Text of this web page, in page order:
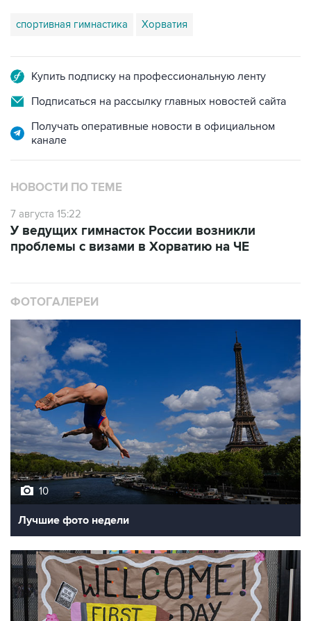
спортивная гимнастика Хорватия
Купить подписку на профессиональную ленту
Подписаться на рассылку главных новостей сайта
Получать оперативные новости в официальном
канале
НОВОСТИ ПО ТЕМЕ
7 августа 15:22
У ведущих гимнасток России возникли
проблемы с визами в Хорватию на ЧЕ
ФОТОГАЛЕРЕИ
10
Лучшие фото недели